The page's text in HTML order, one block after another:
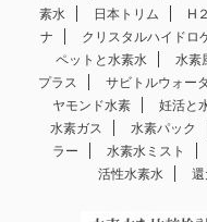
素水
日本トリム H
ナ
クリスタルハイドロ
ペットと水素水
水素
プラス
サビトルウォー
ヤモンド水素
妊活と
水素ガス
水素パック
ラー
水素水ミスト
活性水素水